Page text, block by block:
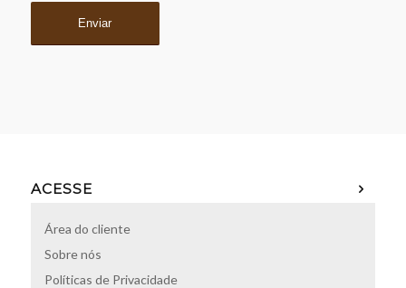
ACESSE
Área do cliente
Sobre nós
Políticas de Privacidade